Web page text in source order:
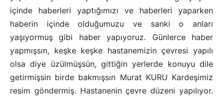
içinde haberleri yaptığımızı ve haberleri yaparken
haberin içinde olduğumuzu ve sanki o anları
yaşıyormuş gibi haber yapıyoruz. Günlerce haber
yapmışsın, keşke keşke hastanemizin çevresi yapılı
olsa diye üzülmüşsün, gittiğin yerlerde konuyu dile
getirmişsin birde bakmışsın Murat KURU Kardeşimiz
resim göndermiş. Hastanenin çevre düzeni yapılıyor.